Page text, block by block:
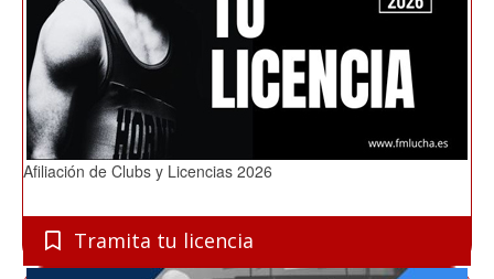
Afiliación de Clubs y Licencias 2026
Tramita tu licencia